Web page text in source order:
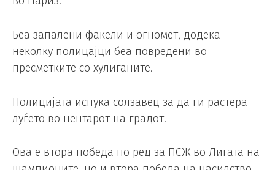
Беа запалени факели и огномет, додека
неколку полицајци беа повредени во
пресметките со хулиганите.
Полицијата испука солзавец за да ги растера
луѓето во центарот на градот.
Ова е втора победа по ред за ПСЖ во Лигата на